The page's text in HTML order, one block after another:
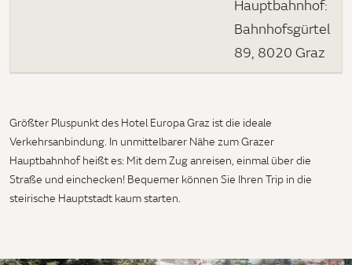
Hauptbahnhof:
Bahnhofsgürtel
89, 8020 Graz
Größter Pluspunkt des Hotel Europa Graz ist die ideale
Verkehrsanbindung. In unmittelbarer Nähe zum Grazer
Hauptbahnhof heißt es: Mit dem Zug anreisen, einmal über die
Straße und einchecken! Bequemer können Sie Ihren Trip in die
steirische Hauptstadt kaum starten.